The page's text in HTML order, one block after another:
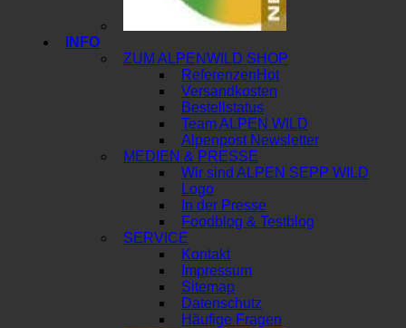
INFO
ZUM ALPENWILD SHOP
Referenzen
Versandkosten
Bestellstatus
Team ALPEN WILD
Alpenpost Newsletter
MEDIEN & PRESSE
Wir sind ALPEN SEPP WILD
Logo
In der Presse
Foodblog & Testblog
SERVICE
Kontakt
Impressum
Sitemap
Datenschutz
Häufige Fragen